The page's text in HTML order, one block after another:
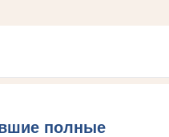
полные